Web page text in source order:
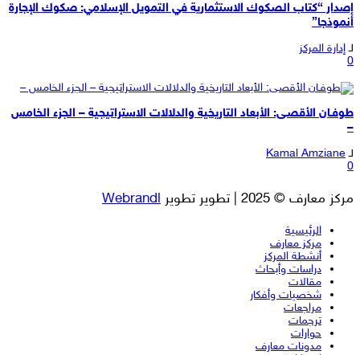
إصدار “كتاب الصكوك الاستثمارية في التمويل الإسلامي: صكوك الإجارة
أنموذجا”
لـ إدارة المركز
0
طوفـان الأقصـى: الأبعاد التاريخية والدلالات الاستراتيجية – الجزء الخامس
–
لـ Kamal Amziane
0
مركز معارف © 2025 | تطوير تطوير Webrandl
الرئيسية
مركز معارف
أنشطة المركز
دراسات وأبحاث
مقالات
شخصيات وأفكار
مراجعات
ترجمات
حوارات
مدونات معارف